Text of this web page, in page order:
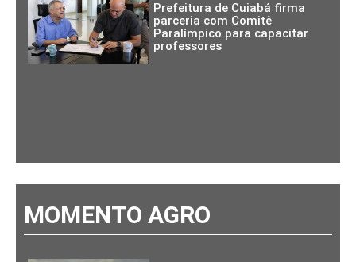
Prefeitura de Cuiabá firma
parceria com Comitê
Paralímpico para capacitar
professores
MOMENTO AGRO